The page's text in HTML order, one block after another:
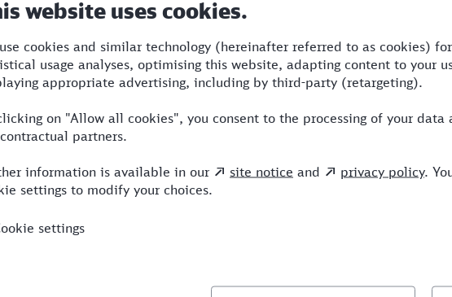
05:38
19:19
Landau (Pfalz) Hbf
11:19
5:12 3 RB,ABR,RE,ICE
Landau (Pfalz) Hbf
23:58
5:20